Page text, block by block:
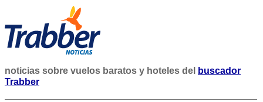
noticias sobre vuelos baratos y hoteles del
buscador
Trabber